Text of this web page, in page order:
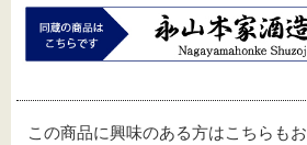
この商品に興味のある方はこちらも